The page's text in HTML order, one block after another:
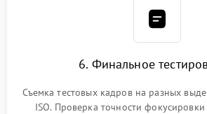
6. Финальное
Съемка тестовых кадров на разных
ISO. Проверка точности